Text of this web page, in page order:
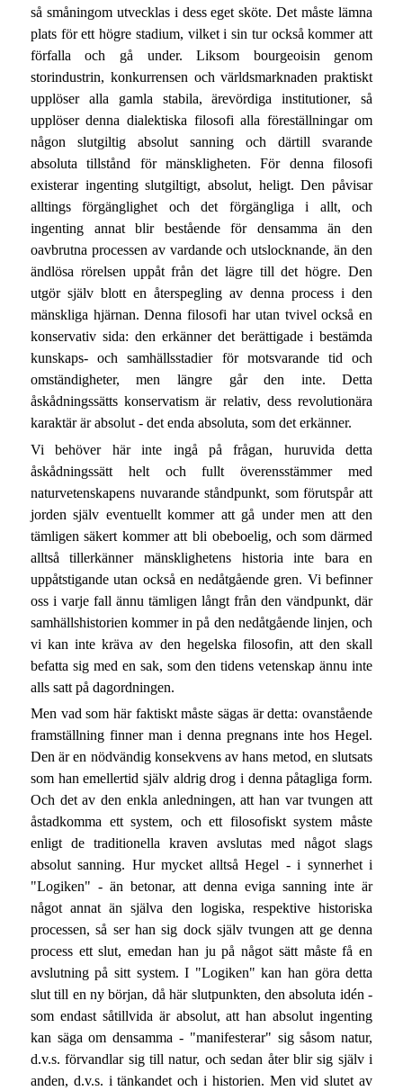
så småningom utvecklas i dess eget sköte. Det måste lämna
plats för ett högre stadium, vilket i sin tur också kommer att
förfalla och gå under. Liksom bourgeoisin genom
storindustrin, konkurrensen och världsmarknaden praktiskt
upplöser alla gamla stabila, ärevördiga institutioner, så
upplöser denna dialektiska filosofi alla föreställningar om
någon slutgiltig absolut sanning och därtill svarande
absoluta tillstånd för mänskligheten. För denna filosofi
existerar ingenting slutgiltigt, absolut, heligt. Den påvisar
alltings förgänglighet och det förgängliga i allt, och
ingenting annat blir bestående för densamma än den
oavbrutna processen av vardande och utslocknande, än den
ändlösa rörelsen uppåt från det lägre till det högre. Den
utgör själv blott en återspegling av denna process i den
mänskliga hjärnan. Denna filosofi har utan tvivel också en
konservativ sida: den erkänner det berättigade i bestämda
kunskaps- och samhällsstadier för motsvarande tid och
omständigheter, men längre går den inte. Detta
åskådningssätts konservatism är relativ, dess revolutionära
karaktär är absolut - det enda absoluta, som det erkänner.
Vi behöver här inte ingå på frågan, huruvida detta
åskådningssätt helt och fullt överensstämmer med
naturvetenskapens nuvarande ståndpunkt, som förutspår att
jorden själv eventuellt kommer att gå under men att den
tämligen säkert kommer att bli obeboelig, och som därmed
alltså tillerkänner mänsklighetens historia inte bara en
uppåtstigande utan också en nedåtgående gren. Vi befinner
oss i varje fall ännu tämligen långt från den vändpunkt, där
samhällshistorien kommer in på den nedåtgående linjen, och
vi kan inte kräva av den hegelska filosofin, att den skall
befatta sig med en sak, som den tidens vetenskap ännu inte
alls satt på dagordningen.
Men vad som här faktiskt måste sägas är detta: ovanstående
framställning finner man i denna pregnans inte hos Hegel.
Den är en nödvändig konsekvens av hans metod, en slutsats
som han emellertid själv aldrig drog i denna påtagliga form.
Och det av den enkla anledningen, att han var tvungen att
åstadkomma ett system, och ett filosofiskt system måste
enligt de traditionella kraven avslutas med något slags
absolut sanning. Hur mycket alltså Hegel - i synnerhet i
"Logiken" - än betonar, att denna eviga sanning inte är
något annat än själva den logiska, respektive historiska
processen, så ser han sig dock själv tvungen att ge denna
process ett slut, emedan han ju på något sätt måste få en
avslutning på sitt system. I "Logiken" kan han göra detta
slut till en ny början, då här slutpunkten, den absoluta idén -
som endast såtillvida är absolut, att han absolut ingenting
kan säga om densamma - "manifesterar" sig såsom natur,
d.v.s. förvandlar sig till natur, och sedan åter blir sig själv i
anden, d.v.s. i tänkandet och i historien. Men vid slutet av